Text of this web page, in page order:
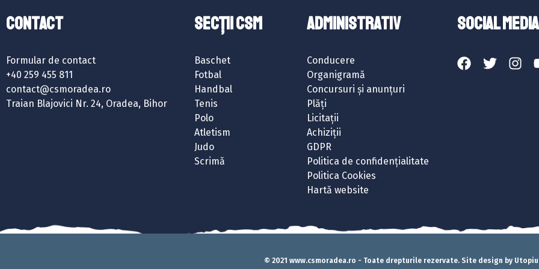
Contact
Formular de contact
+40 259 455 811
contact@csmoradea.ro
Traian Blajovici Nr. 24, Oradea, Bihor
SECȚII CSM
Baschet
Fotbal
Handbal
Tenis
Polo
Atletism
Judo
Scrimă
ADMINISTRATIV
Conducere
Organigramă
Concursuri și anunțuri
Plăți
Licitații
Achiziții
GDPR
Politica de confidențialitate
Politica Cookies
Hartă website
SOCIAL MEDIA
© 2021 www.csmoradea.ro - Toate drepturile rezervate. Site design by